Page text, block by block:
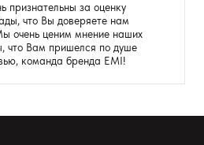
признательны за оценку
что Вы доверяете нам
очень ценим мнение наших
что Вам пришелся по душе
команда бренда EMI!